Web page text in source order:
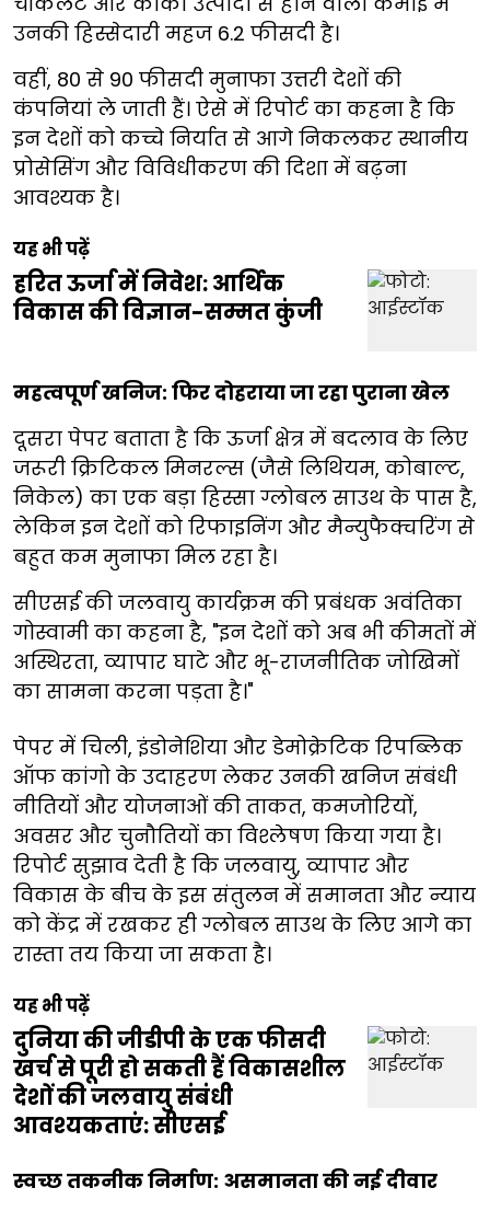
उनकी हिस्सेदारी महज 6.2 फीसदी है।
वहीं, 80 से 90 फीसदी मुनाफा उत्तरी देशों की
कंपनियां ले जाती हैं। ऐसे में रिपोर्ट का कहना है कि
इन देशों को कच्चे निर्यात से आगे निकलकर स्थानीय
प्रोसेसिंग और विविधीकरण की दिशा में बढ़ना
आवश्यक है।
यह भी पढ़ें
हरित ऊर्जा में निवेश: आर्थिक
विकास की विज्ञान-सम्मत कुंजी
महत्वपूर्ण खनिज: फिर दोहराया जा रहा पुराना खेल
दूसरा पेपर बताता है कि ऊर्जा क्षेत्र में बदलाव के लिए
जरूरी क्रिटिकल मिनरल्स (जैसे लिथियम, कोबाल्ट,
निकेल) का एक बड़ा हिस्सा ग्लोबल साउथ के पास है,
लेकिन इन देशों को रिफाइनिंग और मैन्युफैक्चरिंग से
बहुत कम मुनाफा मिल रहा है।
सीएसई की जलवायु कार्यक्रम की प्रबंधक अवंतिका
गोस्वामी का कहना है, "इन देशों को अब भी कीमतों में
अस्थिरता, व्यापार घाटे और भू-राजनीतिक जोखिमों
का सामना करना पड़ता है।"
पेपर में चिली, इंडोनेशिया और डेमोक्रेटिक रिपब्लिक
ऑफ कांगो के उदाहरण लेकर उनकी खनिज संबंधी
नीतियों और योजनाओं की ताकत, कमजोरियों,
अवसर और चुनौतियों का विश्लेषण किया गया है।
रिपोर्ट सुझाव देती है कि जलवायु, व्यापार और
विकास के बीच के इस संतुलन में समानता और न्याय
को केंद्र में रखकर ही ग्लोबल साउथ के लिए आगे का
रास्ता तय किया जा सकता है।
यह भी पढ़ें
दुनिया की जीडीपी के एक फीसदी
खर्च से पूरी हो सकती हैं विकासशील
देशों की जलवायु संबंधी
आवश्यकताएं: सीएसई
स्वच्छ तकनीक निर्माण: असमानता की नई दीवार